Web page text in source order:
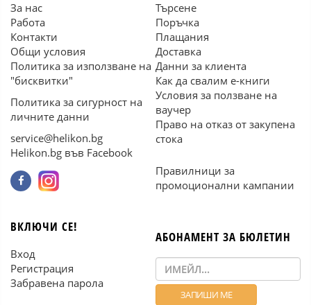
За нас
Работа
Контакти
Общи условия
Политика за използване на
"бисквитки"
Политика за сигурност на
личните данни
service@helikon.bg
Helikon.bg във Facebook
Търсене
Поръчка
Плащания
Доставка
Данни за клиента
Как да свалим е-книги
Условия за ползване на
ваучер
Право на отказ от закупена
стока
Правилници за
промоционални кампании
ВКЛЮЧИ СЕ!
Вход
Регистрация
Забравена парола
АБОНАМЕНТ ЗА БЮЛЕТИН